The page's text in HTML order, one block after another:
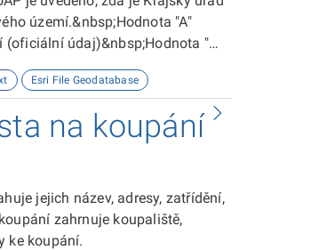
území.&nbsp;Hodnota "A"
údaj)&nbsp;Hodnota "N"
měli ověřit aktuálnost a oficiální
S-JTSK / Krovak East North
byla data transformována do
metody
stejnou transformační metodu.
Esri File Geodatabase
na koupání
jejich název, adresy, zatřídění,
zahrnuje koupaliště,
ke koupání.